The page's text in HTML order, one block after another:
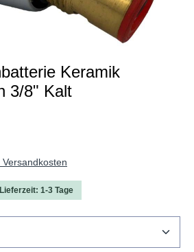
Keramik
3/8" Kalt
1-3 Tage
den gewünschten Wert ein